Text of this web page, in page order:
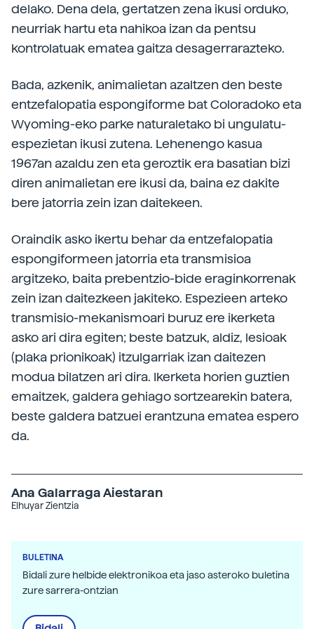
delako. Dena dela, gertatzen zena ikusi orduko,
neurriak hartu eta nahikoa izan da pentsu
kontrolatuak ematea gaitza desagerrarazteko.
Bada, azkenik, animalietan azaltzen den beste
entzefalopatia espongiforme bat Coloradoko eta
Wyoming-eko parke naturaletako bi ungulatu-
espezietan ikusi zutena. Lehenengo kasua
1967an azaldu zen eta geroztik era basatian bizi
diren animalietan ere ikusi da, baina ez dakite
bere jatorria zein izan daitekeen.
Oraindik asko ikertu behar da entzefalopatia
espongiformeen jatorria eta transmisioa
argitzeko, baita prebentzio-bide eraginkorrenak
zein izan daitezkeen jakiteko. Espezieen arteko
transmisio-mekanismoari buruz ere ikerketa
asko ari dira egiten; beste batzuk, aldiz, lesioak
(plaka prionikoak) itzulgarriak izan daitezen
modua bilatzen ari dira. Ikerketa horien guztien
emaitzek, galdera gehiago sortzearekin batera,
beste galdera batzuei erantzuna ematea espero
da.
Ana Galarraga Aiestaran
Elhuyar Zientzia
BULETINA
Bidali zure helbide elektronikoa eta jaso asteroko buletina
zure sarrera-ontzian